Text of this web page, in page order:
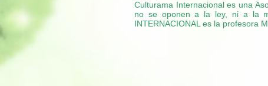
Culturama Internacional es una
no se oponen a la ley, ni a la
INTERNACIONAL es la profesora